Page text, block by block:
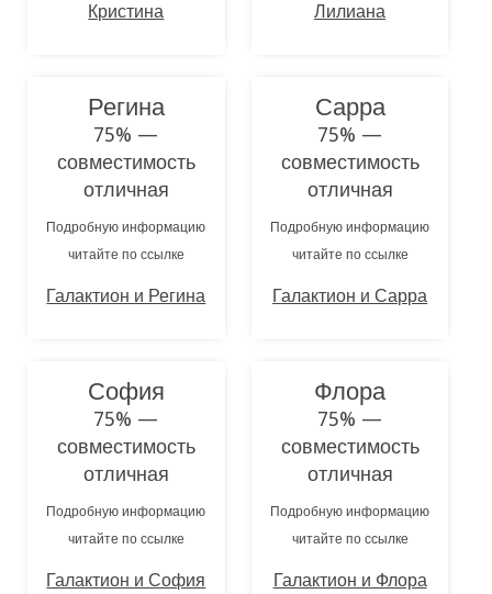
Кристина
Лилиана
Регина
75% —
совместимость
отличная
Подробную информацию
читайте по ссылке
Галактион и Регина
Сарра
75% —
совместимость
отличная
Подробную информацию
читайте по ссылке
Галактион и Сарра
София
75% —
совместимость
отличная
Подробную информацию
читайте по ссылке
Галактион и София
Флора
75% —
совместимость
отличная
Подробную информацию
читайте по ссылке
Галактион и Флора